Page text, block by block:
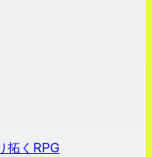
拓くRPG